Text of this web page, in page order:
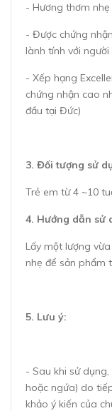
- Hương thơm
- Được chứng
lành tính với người
- Xếp hạng
chứng nhận cao
đầu tại Đức)
3. Đối tượng sử
Trẻ em từ 4 ~10
4. Hướng dẫn sử
Lấy một lượng
nhẹ để sản phẩm
5. Lưu ý:
- Sau khi sử
hoặc ngứa) do
khảo ý kiến của